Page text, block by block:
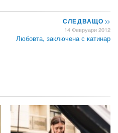
СЛЕДВАЩО>>
14 Февруари 2012
Любовта, заключена с катинар